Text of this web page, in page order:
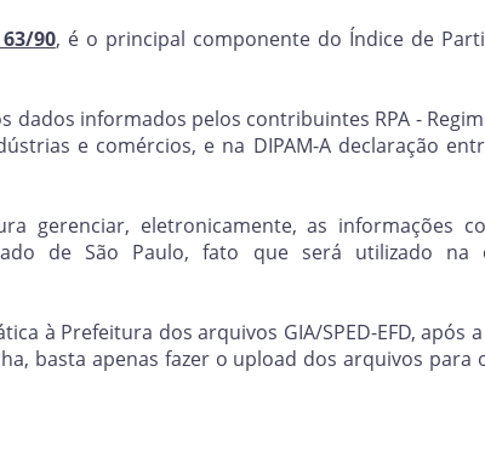
90, é o principal componente do Índice de
dados informados pelos contribuintes RPA -
e comércios, e na DIPAM-A declaração
gerenciar, eletronicamente, as informações
de São Paulo, fato que será utilizado na
à Prefeitura dos arquivos GIA/SPED-EFD, após
basta apenas fazer o upload dos arquivos para